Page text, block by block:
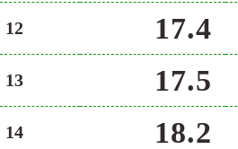
12 17.4
13 17.5
14 18.2